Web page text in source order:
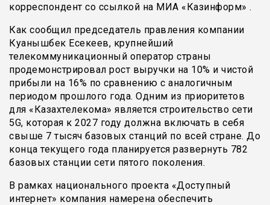
корреспондент со ссылкой на МИА «Казинформ» .
Как сообщил председатель правления компании
Куанышбек Есекеев, крупнейший
телекоммуникационный оператор страны
продемонстрировал рост выручки на 10% и чистой
прибыли на 16% по сравнению с аналогичным
периодом прошлого года. Одним из приоритетов
для «Казахтелекома» является строительство сети
5G, которая к 2027 году должна включать в себя
свыше 7 тысяч базовых станций по всей стране. До
конца текущего года планируется развернуть 782
базовых станции сети пятого поколения.
В рамках национального проекта «Доступный
интернет» компания намерена обеспечить